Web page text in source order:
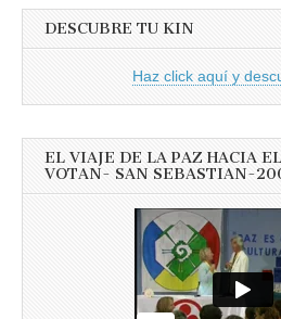
DESCUBRE TU KIN
Haz click aquí y
EL VIAJE DE LA PAZ HACIA
VOTAN- SAN SEBASTIAN-